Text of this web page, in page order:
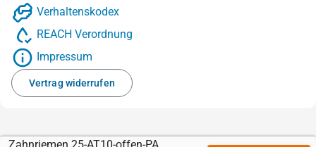
Verhaltenskodex
REACH Verordnung
Impressum
Vertrag widerrufen